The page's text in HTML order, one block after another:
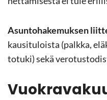
Asun­to­ha­ke­muk­sen
kausi­tu­lois­ta (palk­ka,
to­tu­ki) sekä